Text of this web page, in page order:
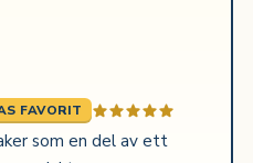
FAVORIT
som en del av ett